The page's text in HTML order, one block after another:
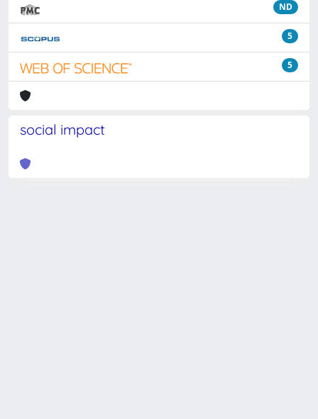
ND
5
5
social impact